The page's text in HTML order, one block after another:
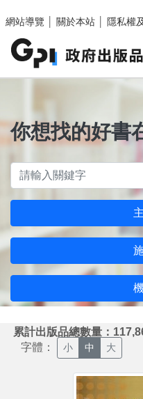
網站導覽
關於本站 隱私權
你想找的好書
累計出版品總數量：
字體： 小 中 大